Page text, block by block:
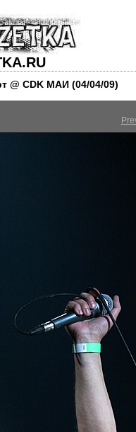
@ CDK МАИ (04/04/09)